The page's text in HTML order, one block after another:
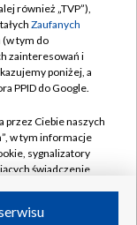
w likwidacji
również „TVP”),
Zaufanych
(w tym do
zainteresowań i
poniżej, a
PPID do Google.
przez Ciebie naszych
w tym informacje
sygnalizatory
świadczenie